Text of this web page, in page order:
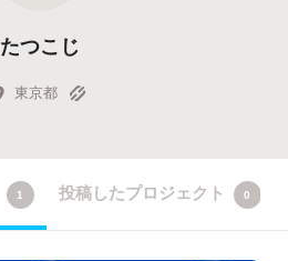
たつこじ
東京都
1 投稿したプロジェクト 0